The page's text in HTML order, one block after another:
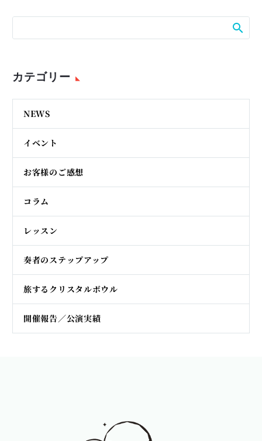
カテゴリー
NEWS
イベント
お客様のご感想
コラム
レッスン
奏者のステップアップ
旅するクリスタルボウル
開催報告／公演実績